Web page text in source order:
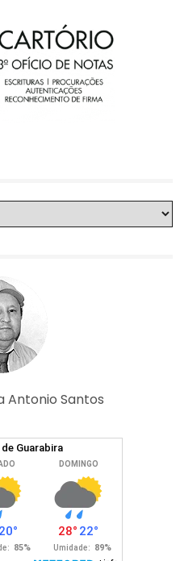
Antonio Santos